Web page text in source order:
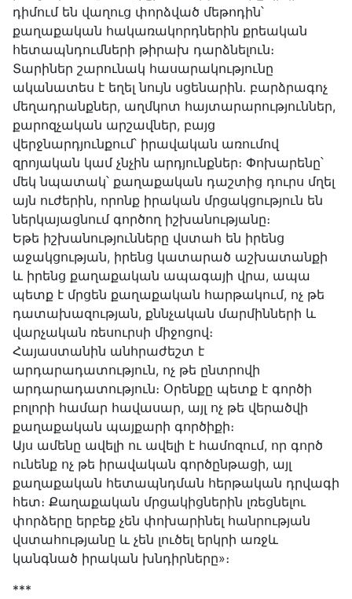
դիմում են վաղուց փորձված մեթոդին՝
քաղաքական հակառակորդներին քրեական
հետապնդումների թիրախ դարձնելուն։
Տարիներ շարունակ հասարակությունը
ականատես է եղել նույն սցենարին․ բարձրագոչ
մեղադրանքներ, աղմկոտ հայտարարություններ,
քարոզչական արշավներ, բայց
վերջնարդյունքում՝ իրավական առումով
զրոյական կամ չնչին արդյունքներ։ Փոխարենը՝
մեկ նպատակ՝ քաղաքական դաշտից դուրս մղել
այն ուժերին, որոնք իրական մրցակցություն են
ներկայացնում գործող իշխանությանը։
Եթե իշխանությունները վստահ են իրենց
աջակցության, իրենց կատարած աշխատանքի
և իրենց քաղաքական ապագայի վրա, ապա
պետք է մրցեն քաղաքական հարթակում, ոչ թե
դատախազության, քննչական մարմինների և
վարչական ռեսուրսի միջոցով։
Հայաստանին անհրաժեշտ է
արդարադատություն, ոչ թե ընտրովի
արդարադատություն։ Օրենքը պետք է գործի
բոլորի համար հավասար, այլ ոչ թե վերածվի
քաղաքական պայքարի գործիքի։
Այս ամենը ավելի ու ավելի է համոզում, որ գործ
ունենք ոչ թե իրավական գործընթացի, այլ
քաղաքական հետապնդման հերթական դրվագի
հետ։ Քաղաքական մրցակիցներին լռեցնելու
փորձերը երբեք չեն փոխարինել հանրության
վստահությանը և չեն լուծել երկրի առջև
կանգնած իրական խնդիրները»։
***